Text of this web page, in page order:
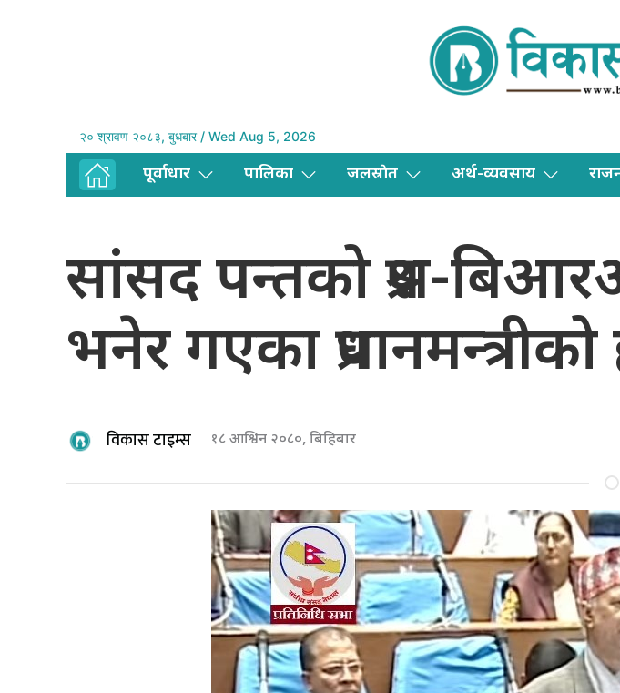
२० श्रावण २०८३, बुधबार / Wed Aug 5, 2026
पूर्वाधार पालिका जलस्राेत अर्थ-व्यवसाय
सांसद पन्तको प्रश्न-
भनेर गएका
विकास टाइम्स १८ आश्विन २०८०, बिहिबार